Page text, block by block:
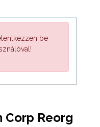
be
Corp Reorg